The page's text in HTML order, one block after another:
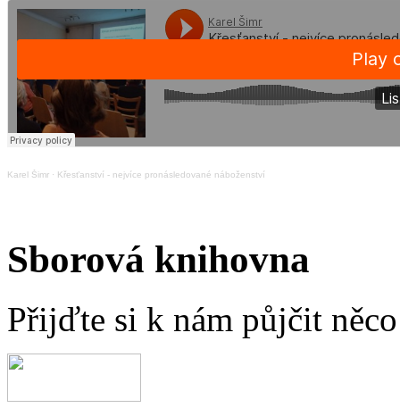
Karel Šimr · Křesťanství - nejvíce pronásledované náboženství
Sborová knihovna
Přijďte si k nám půjčit